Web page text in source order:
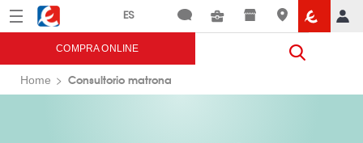
Menú Eroski
COMPRA ONLINE
Home Consultorio matrona